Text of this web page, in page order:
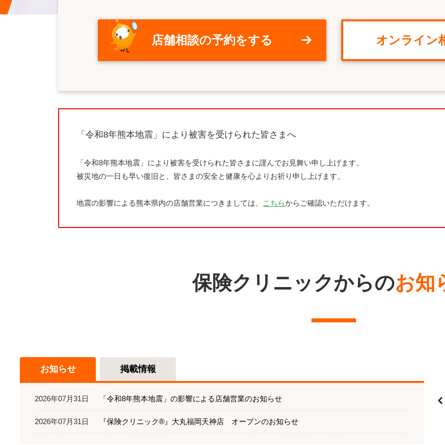
店舗相談の予約をする オンライン
「令和8年熊本地震」により被害を受けられた皆さまへ
「令和8年熊本地震」により被害を受けられた皆さまに謹んでお見舞い申し上げます。
被災地の一日も早い復旧と、皆さまの安全と健康を心よりお祈り申し上げます。
地震の影響による熊本県内の店舗営業につきましては、 こちらからご確認いただけます。
保険クリニックからのお知
お知らせ 掲載情報
2026年07月31日 「令和8年熊本地震」の影響による店舗営業のお知らせ
2026年07月31日 『保険クリニック®』大丸福岡天神店 オープンのお知らせ